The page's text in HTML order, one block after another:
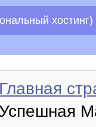
хостинг)
Главная
Успешная